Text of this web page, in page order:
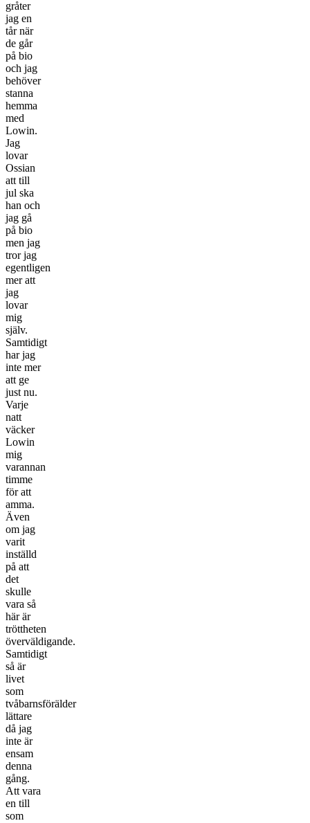
gråter
jag en
tår när
de går
på bio
och jag
behöver
stanna
hemma
med
Lowin.
Jag
lovar
Ossian
att till
jul ska
han och
jag gå
på bio
men jag
tror jag
egentligen
mer att
jag
lovar
mig
själv.
Samtidigt
har jag
inte mer
att ge
just nu.
Varje
natt
väcker
Lowin
mig
varannan
timme
för att
amma.
Även
om jag
varit
inställd
på att
det
skulle
vara så
här är
tröttheten
överväldigande.
Samtidigt
så är
livet
som
tvåbarnsförälder
lättare
då jag
inte är
ensam
denna
gång.
Att vara
en till
som